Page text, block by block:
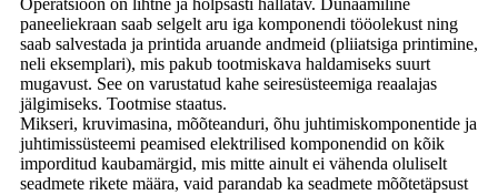
Operatsioon on lihtne ja hõlpsasti hallatav. Dünaamiline
paneeliekraan saab selgelt aru iga komponendi tööolekust ning
saab salvestada ja printida aruande andmeid (pliiatsiga printimine,
neli eksemplari), mis pakub tootmiskava haldamiseks suurt
mugavust. See on varustatud kahe seiresüsteemiga reaalajas
jälgimiseks. Tootmise staatus.
Mikseri, kruvimasina, mõõteanduri, õhu juhtimiskomponentide ja
juhtimissüsteemi peamised elektrilised komponendid on kõik
imporditud kaubamärgid, mis mitte ainult ei vähenda oluliselt
seadmete rikete määra, vaid parandab ka seadmete mõõtetäpsust